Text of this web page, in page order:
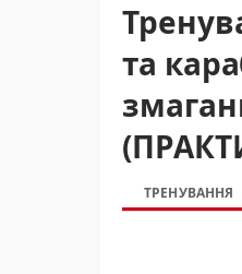
та
ТРЕНУВАННЯ